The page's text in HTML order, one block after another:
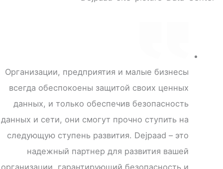
Организации, предприятия и малые бизнесы
всегда обеспокоены защитой своих ценных
данных, и только обеспечив безопасность
данных и сети, они смогут прочно ступить на
следующую ступень развития. Dejpaad – это
надежный партнер для развития вашей
организации, гарантирующий безопасность и